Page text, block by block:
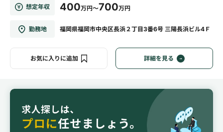
想定年収 400万円～700万円
勤務地 福岡県福岡市中央区長浜２丁目3番6号 三陽長浜ビル4Ｆ
お気に入りに追加 詳細を見る